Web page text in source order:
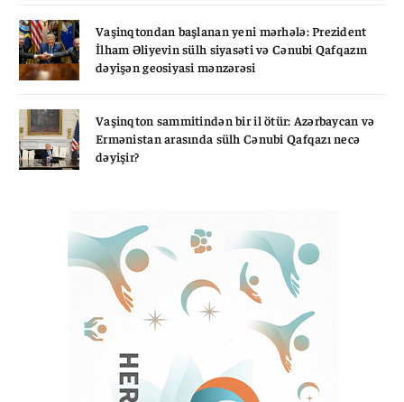
Vaşinqtondan başlanan yeni mərhələ: Prezident
İlham Əliyevin sülh siyasəti və Cənubi Qafqazın
dəyişən geosiyasi mənzərəsi
Vaşinqton sammitindən bir il ötür: Azərbaycan və
Ermənistan arasında sülh Cənubi Qafqazı necə
dəyişir?